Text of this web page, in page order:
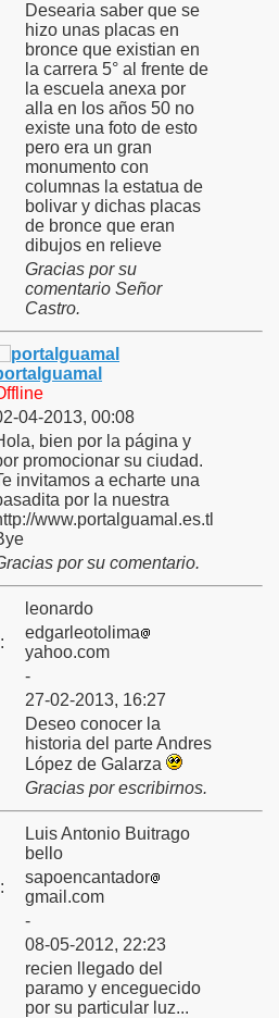
Desearia saber que se
hizo unas placas en
bronce que existian en
la carrera 5° al frente de
la escuela anexa por
alla en los años 50 no
existe una foto de esto
pero era un gran
monumento con
columnas la estatua de
bolivar y dichas placas
de bronce que eran
dibujos en relieve
Gracias por su
comentario Señor
Castro.
04-2013, 00:08
bien por la página y
promocionar su ciudad.
invitamos a echarte una
por la nuestra
www.portalguamal.es.tl
por su comentario.
leonardo
edgarleotolima
yahoo.com
-
27-02-2013, 16:27
Deseo conocer la
historia del parte Andres
López de Galarza
Gracias por escribirnos.
Luis Antonio Buitrago
bello
sapoencantador
gmail.com
-
08-05-2012, 22:23
recien llegado del
paramo y enceguecido
por su particular luz...